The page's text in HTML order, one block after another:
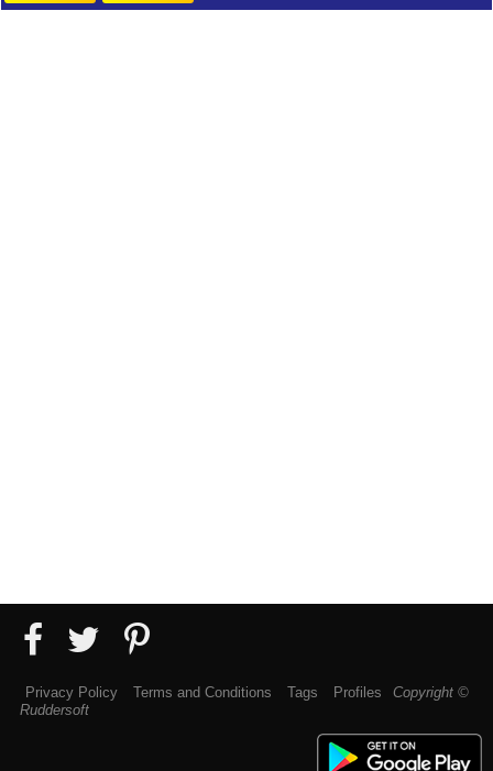
Privacy Policy Terms and Conditions Tags Profiles
Copyright ©
Ruddersoft